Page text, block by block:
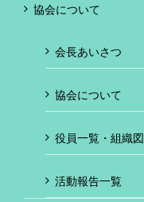
協会について
会長あいさつ
協会について
役員一覧・組織図
活動報告一覧